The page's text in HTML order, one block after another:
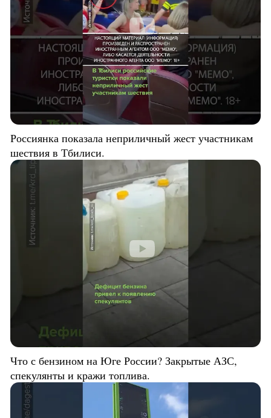
Россиянка показала неприличный жест участникам
шествия в Тбилиси.
Что с бензином на Юге России? Закрытые АЗС,
спекулянты и кражи топлива.